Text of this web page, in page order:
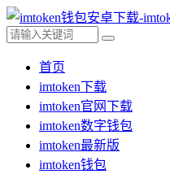
首页
imtoken下载
imtoken官网下载
imtoken数字钱包
imtoken最新版
imtoken钱包